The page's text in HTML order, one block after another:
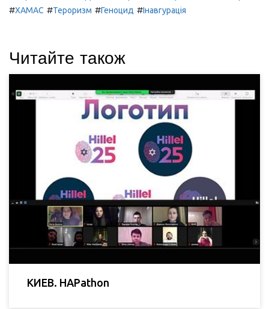
#ХАМАС #Тероризм #Геноцид #Інавгурація
Читайте також
КИЕВ. HAPathon